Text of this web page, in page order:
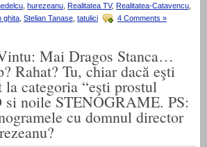
hurezeanu Realitatea TV, Realitatea-Catavencu
ghita Stelian Tanase tatulici 4 Comments »
Mai Dragos Stanca…
Rahat? Tu, chiar dacă eşti
categoria “eşti prostul
si noile STENOGRAME. PS:
cu domnul director